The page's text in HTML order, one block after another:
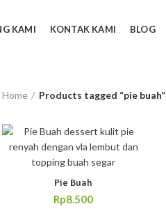
KAMI KONTAK KAMI BLOG
Home Products tagged “pie buah”
Pie Buah
Rp8.500